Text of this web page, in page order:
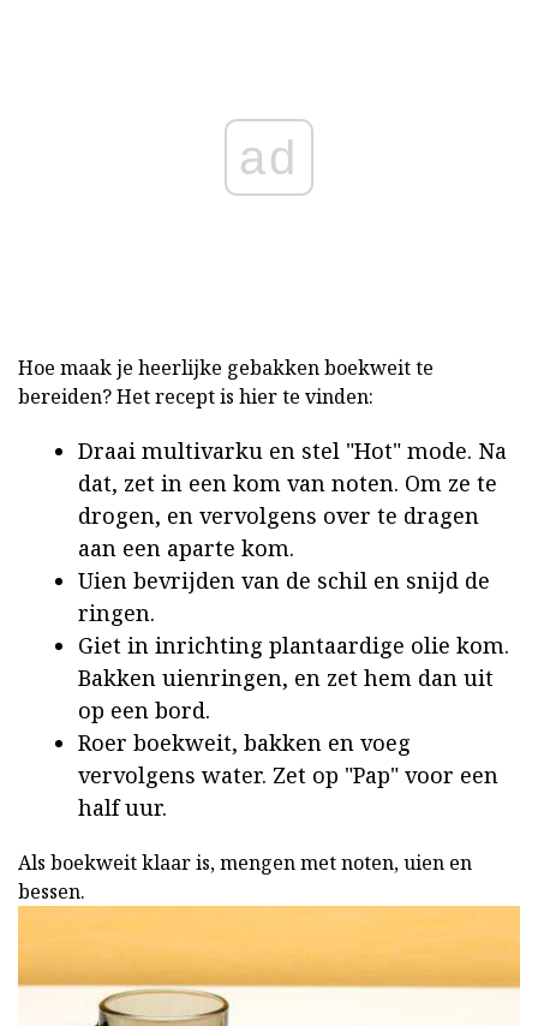
ad
Hoe maak je heerlijke gebakken boekweit te
bereiden? Het recept is hier te vinden:
Draai multivarku en stel "Hot" mode. Na
dat, zet in een kom van noten. Om ze te
drogen, en vervolgens over te dragen
aan een aparte kom.
Uien bevrijden van de schil en snijd de
ringen.
Giet in inrichting plantaardige olie kom.
Bakken uienringen, en zet hem dan uit
op een bord.
Roer boekweit, bakken en voeg
vervolgens water. Zet op "Pap" voor een
half uur.
Als boekweit klaar is, mengen met noten, uien en
bessen.